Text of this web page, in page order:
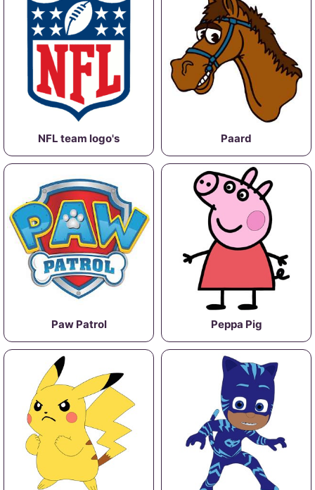
NFL team logo's Paard
Paw Patrol Peppa Pig